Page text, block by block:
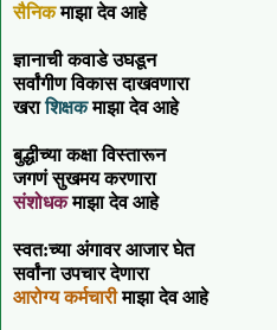
सैनिकमाझा देव आहे
ज्ञानाची कवाडे उघडून
सर्वांगीण विकास दाखवणारा
खराशिक्षकमाझा देव आहे
बुद्धीच्या कक्षा विस्तारून
जगणं सुखमय करणारा
संशोधकमाझा देव आहे
स्वत:च्या अंगावर आजार घेत
सर्वांना उपचार देणारा
आरोग्य कर्मचारीमाझा देव आहे